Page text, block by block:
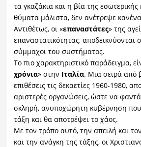
τα γκαζάκια και η βία της
θύματα μάλιστα, δεν ανέτρεψε
Αντιθέτως, οι «επαναστάτες» της
επαναστατικότητας, αποδεικνύονται
σύμμαχοι του συστήματος.
Το πιο χαρακτηριστικό παράδειγμα,
χρόνια» στην Ιταλία. Μια σειρά από
επιθέσεις τις δεκαετίες 1960-1980,
αριστερές οργανώσεις, ώστε να
σκληρή, ανυποχώρητη κυβέρνηση που
τάξη και θα αποτρέψει το χάος.
Με τον τρόπο αυτό, την απειλή και
και την ανάγκη της τάξης, οι